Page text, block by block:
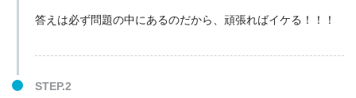
答えは必ず問題の中にあるのだから、頑張ればイケる！！！